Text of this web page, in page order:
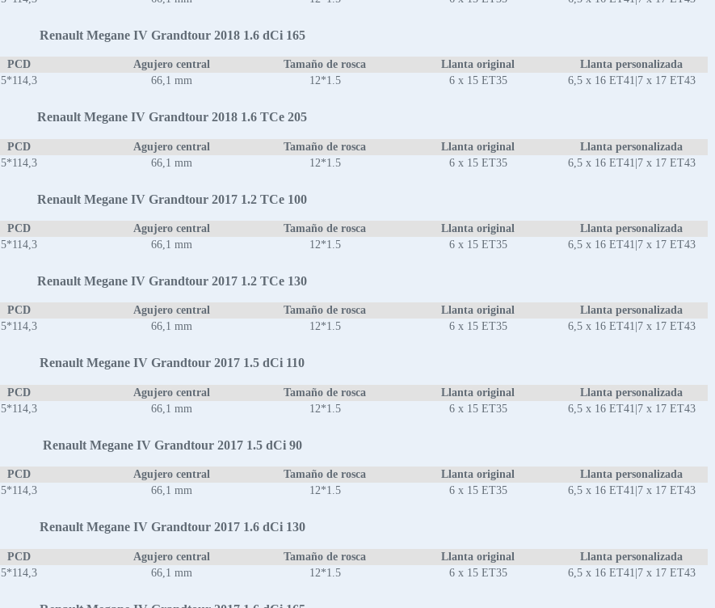
Renault Megane IV Grandtour 2018 1.6 dCi 165
PCD Agujero central Tamaño de rosca Llanta original
Llanta personalizada
5*114,3 66,1 mm 12*1.5 6 x 15 ET35 6,5 x 16 ET41|7 x 17 ET43
Renault Megane IV Grandtour 2018 1.6 TCe 205
PCD Agujero central Tamaño de rosca Llanta original
Llanta personalizada
5*114,3 66,1 mm 12*1.5 6 x 15 ET35 6,5 x 16 ET41|7 x 17 ET43
Renault Megane IV Grandtour 2017 1.2 TCe 100
PCD Agujero central Tamaño de rosca Llanta original
Llanta personalizada
5*114,3 66,1 mm 12*1.5 6 x 15 ET35 6,5 x 16 ET41|7 x 17 ET43
Renault Megane IV Grandtour 2017 1.2 TCe 130
PCD Agujero central Tamaño de rosca Llanta original
Llanta personalizada
5*114,3 66,1 mm 12*1.5 6 x 15 ET35 6,5 x 16 ET41|7 x 17 ET43
Renault Megane IV Grandtour 2017 1.5 dCi 110
PCD Agujero central Tamaño de rosca Llanta original
Llanta personalizada
5*114,3 66,1 mm 12*1.5 6 x 15 ET35 6,5 x 16 ET41|7 x 17 ET43
Renault Megane IV Grandtour 2017 1.5 dCi 90
PCD Agujero central Tamaño de rosca Llanta original
Llanta personalizada
5*114,3 66,1 mm 12*1.5 6 x 15 ET35 6,5 x 16 ET41|7 x 17 ET43
Renault Megane IV Grandtour 2017 1.6 dCi 130
PCD Agujero central Tamaño de rosca Llanta original
Llanta personalizada
5*114,3 66,1 mm 12*1.5 6 x 15 ET35 6,5 x 16 ET41|7 x 17 ET43